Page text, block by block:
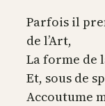
Parfois il
de l’Art,
La forme de
Et, sous de
Accoutume